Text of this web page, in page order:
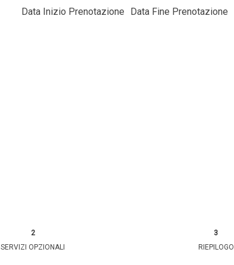
Data Inizio Prenotazione Data Fine Prenotazione
SERVIZI OPZIONALI RIEPILOGO